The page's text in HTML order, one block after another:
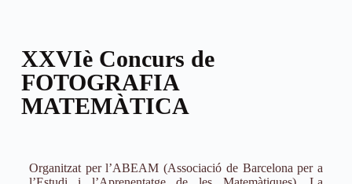
XXVIè Concurs de
FOTOGRAFIA
MATEMÀTICA
Organitzat per l’ABEAM (Associació de Barcelona per a